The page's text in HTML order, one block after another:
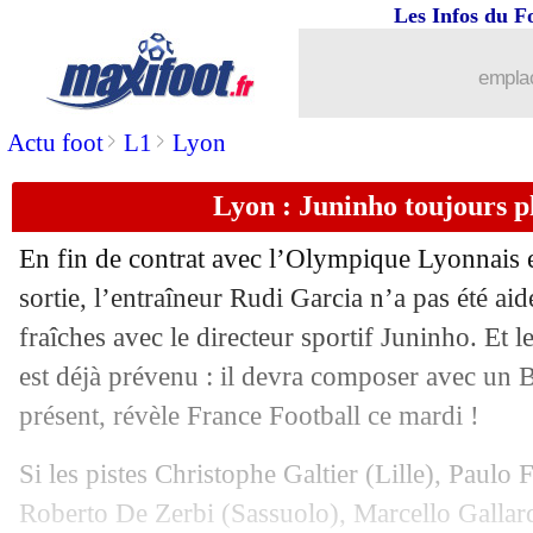
Actu foot> L1 > Lyon
Les Infos du
Lyon : Juninho toujours
En fin de contrat avec l’Olympique Lyonnais
sortie, l’entraîneur Rudi Garcia n’a pas été
fraîches avec le directeur sportif Juninho. Et
est déjà prévenu : il devra composer avec un
présent, révèle France Football ce mardi !
Si les pistes Christophe Galtier (Lille), Paulo
Roberto De Zerbi (Sassuolo), Marcello
: de la concurrence pour Amine
18/05 Miami: Matuidi n'exclut pas de faire
: Siebatcheu reste en Suisse
18/05 EdF: le cas Benzema enflamme
18/05 Man Utd: Cavani, Boca ne lâche
18/05 EdF : le "bombazo" Benzema
18/05 VIDEO : champion, Guardiola se
Barça: trois cadres en danger ?